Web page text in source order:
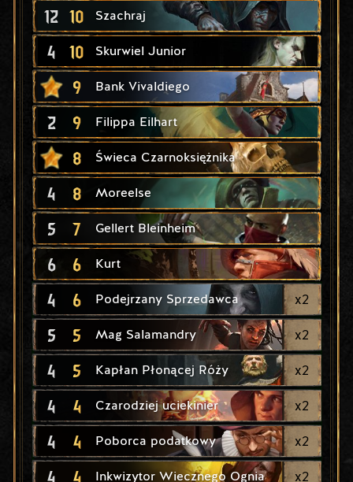
12 10 Szachraj
4 10 Skurwiel Junior
9 Bank Vivaldiego
2 9 Filippa Eilhart
8 Świeca Czarnoksiężnika
4 8 Moreelse
5 7 Gellert Bleinheim
6 6 Kurt
4 6 Podejrzany Sprzedawca x2
5 5 Mag Salamandry x2
4 5 Kapłan Płonącej Róży x2
4 4 Czarodziej uciekinier x2
4 4 Poborca podatkowy x2
4 4 Inkwizytor Wiecznego Ognia x2